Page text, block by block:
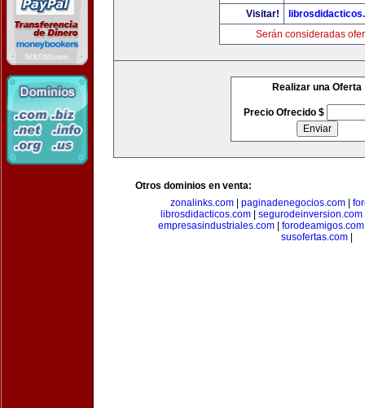
Visitar!
Serán consideradas
Realizar una Oferta
Precio Ofrecido $
Otros dominios en venta:
zonalinks.com| paginadenegocios.com|
librosdidacticos.com| segurodeinversion.com
empresasindustriales.com| forodeamigos.com
susofertas.com